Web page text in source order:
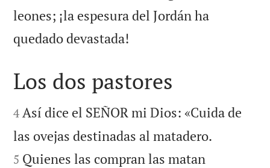
leones; ¡la espesura del Jordán ha
quedado devastada!

Los dos pastores

4 Así dice el SEÑOR mi Dios: «Cuida de
las ovejas destinadas al matadero.
5 Quienes las compran las matan